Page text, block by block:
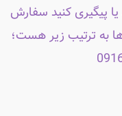
یا پیگیری کنید سفارش
به ترتیب زیر هست؛